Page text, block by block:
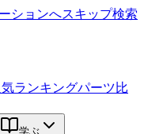
ションへスキップ検索
気ランキングパーツ比
学ぶ